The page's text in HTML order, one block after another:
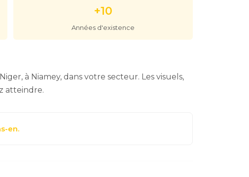
+10
Années d'existence
à Niamey, dans votre secteur. Les visuels,
atteindre.
en.